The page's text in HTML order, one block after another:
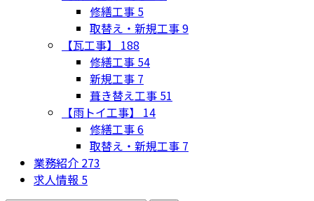
修繕工事 5
取替え・新規工事9
【瓦工事】 188
修繕工事 54
新規工事 7
葺き替え工事 51
【雨トイ工事】 14
修繕工事6
取替え・新規工事 7
業務紹介 273
求人情報 5